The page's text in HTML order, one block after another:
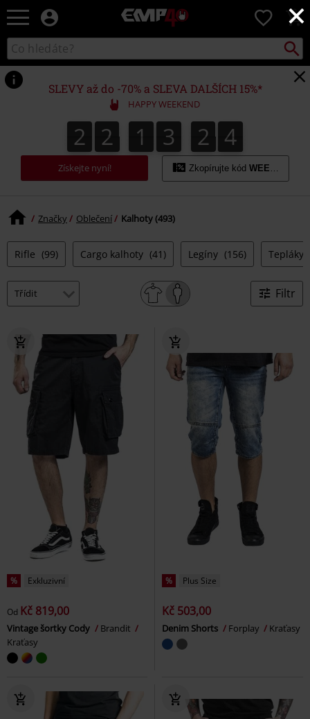
×
EMP
Hudba,
filmy
&
seriály,
Merch
pro
hráče,
Alternativní
móda
0
Katalog
vyhledávání
SLEVY až do -70% a SLEVA DALŠÍCH 15%*
HAPPY WEEKEND
2
2 2
2 1
1 3
3 2
3
2 2
3
2
4
3
Získejte nyní! Zkopírujte kód WEEKEND
Značky Oblečení Kalhoty (493)
Rifle (99) Cargo kalhoty (41) Legíny (156) Tepláky
Filtr
% Exkluzivní
Od Kč 819,00
Vintage šortky Cody
Brandit
Kraťasy
% Plus Size
Kč 503,00
Denim Shorts Forplay Kraťasy